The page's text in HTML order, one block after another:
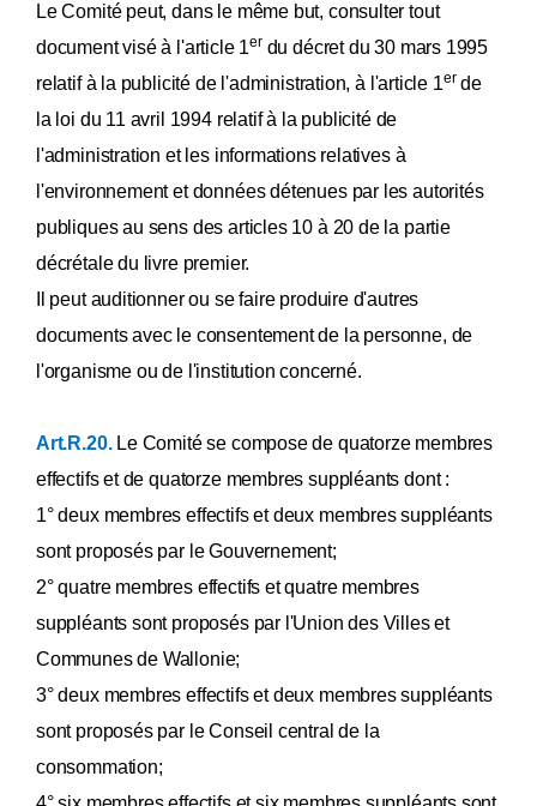
Le Comité peut, dans le même but, consulter tout
document visé à l'article 1er du décret du 30 mars 1995
relatif à la publicité de l'administration, à l'article 1er de
la loi du 11 avril 1994 relatif à la publicité de
l'administration et les informations relatives à
l'environnement et données détenues par les autorités
publiques au sens des articles 10 à 20 de la partie
décrétale du livre premier.
Il peut auditionner ou se faire produire d'autres
documents avec le consentement de la personne, de
l'organisme ou de l'institution concerné.
Art.R.20. Le Comité se compose de quatorze membres
effectifs et de quatorze membres suppléants dont :
1° deux membres effectifs et deux membres suppléants
sont proposés par le Gouvernement;
2° quatre membres effectifs et quatre membres
suppléants sont proposés par l'Union des Villes et
Communes de Wallonie;
3° deux membres effectifs et deux membres suppléants
sont proposés par le Conseil central de la
consommation;